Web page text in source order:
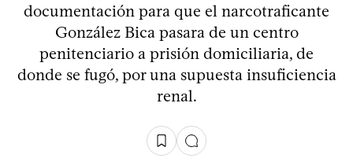
documentación para que el narcotraficante
González Bica pasara de un centro
penitenciario a prisión domiciliaria, de
donde se fugó, por una supuesta insuficiencia
renal.